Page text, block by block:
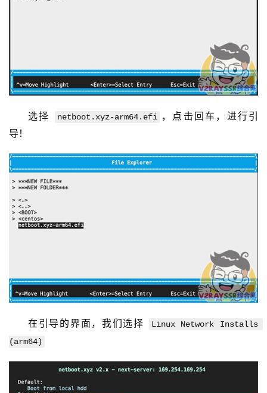
选择 netboot.xyz-arm64.efi ，点击回车，进行引
导！
在引导的界面，我们选择
Linux Network Installs
(arm64)